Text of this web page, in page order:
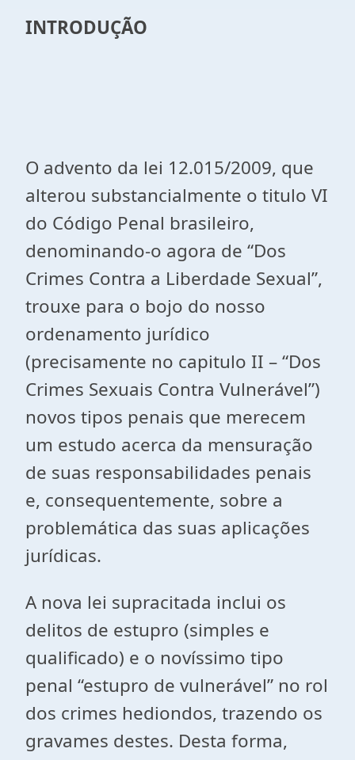
INTRODUÇÃO
O advento da lei 12.015/2009, que
alterou substancialmente o titulo VI
do Código Penal brasileiro,
denominando-o agora de “Dos
Crimes Contra a Liberdade Sexual”,
trouxe para o bojo do nosso
ordenamento jurídico
(precisamente no capitulo II – “Dos
Crimes Sexuais Contra Vulnerável”)
novos tipos penais que merecem
um estudo acerca da mensuração
de suas responsabilidades penais
e, consequentemente, sobre a
problemática das suas aplicações
jurídicas.
A nova lei supracitada inclui os
delitos de estupro (simples e
qualificado) e o novíssimo tipo
penal “estupro de vulnerável” no rol
dos crimes hediondos, trazendo os
gravames destes. Desta forma,